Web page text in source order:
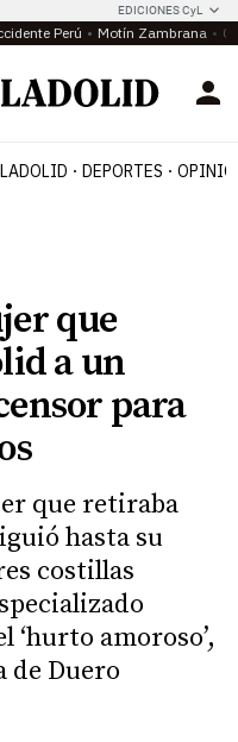
EDICIONES CyL
Perú Motín Zambrana
DEPORTES
que
a un
para
que retiraba
hasta su
costillas
‘hurto amoroso’,
de Duero